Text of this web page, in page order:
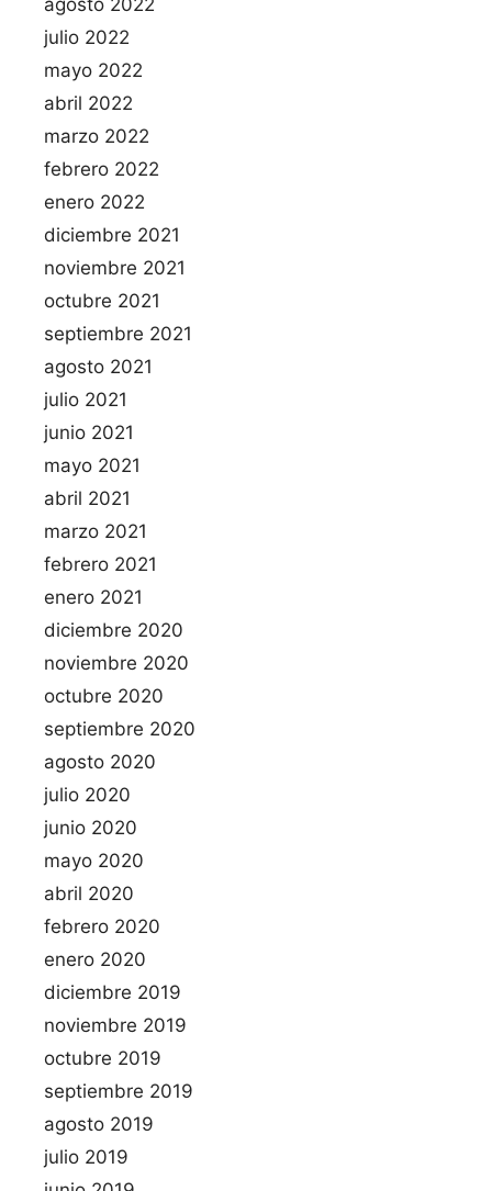
agosto 2022
julio 2022
mayo 2022
abril 2022
marzo 2022
febrero 2022
enero 2022
diciembre 2021
noviembre 2021
octubre 2021
septiembre 2021
agosto 2021
julio 2021
junio 2021
mayo 2021
abril 2021
marzo 2021
febrero 2021
enero 2021
diciembre 2020
noviembre 2020
octubre 2020
septiembre 2020
agosto 2020
julio 2020
junio 2020
mayo 2020
abril 2020
febrero 2020
enero 2020
diciembre 2019
noviembre 2019
octubre 2019
septiembre 2019
agosto 2019
julio 2019